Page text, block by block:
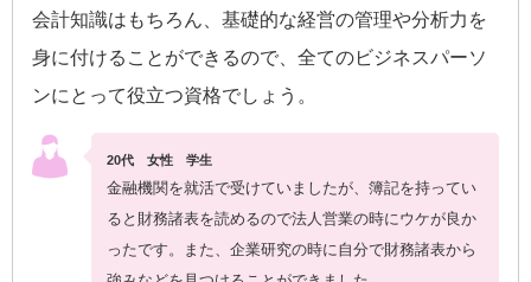
会計知識はもちろん、基礎的な経営の管理や分析力を
身に付けることができるので、全てのビジネスパーソ
ンにとって役立つ資格でしょう。
20代 女性 学生
金融機関を就活で受けていましたが、簿記を持ってい
ると財務諸表を読めるので法人営業の時にウケが良か
ったです。また、企業研究の時に自分で財務諸表から